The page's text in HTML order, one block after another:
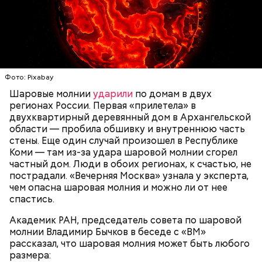
Фото: Pixabay
Шаровые молнииударили по домам в двух
регионах России. Первая «прилетела» в
двухквартирный деревянный дом в Архангельской
области — пробила обшивку и внутреннюю часть
стены. Еще один случай произошел в Республике
Коми — там из-за удара шаровой молнии сгорел
частный дом. Люди в обоих регионах, к счастью, не
пострадали. «Вечерняя Москва» узнала у эксперта,
чем опасна шаровая молния и можно ли от нее
спастись.
Академик РАН, председатель совета по шаровой
молнии Владимир Бычков в беседе с «ВМ»
рассказал, что шаровая молния может быть любого
размера:
— Маленькие — от одного сантиметра, средние —
около 20 сантиметров, а самые большие могут
доходить до нескольких метров. Шаровая молния
проходит и через стекла, даже часто не оставляя
следов. Она как капля стекает, растекается. Может
и в окно влезть, причем в двухметровое.
Сжимается, как воздушный шар, и проходит.
УЧЕНЫЕ МОЛНИИ ПОГОДА
По его словам, солдаты не знали о масштабах
трагедии. Подобных аварий раньше не случалось.
Поэтому он не испытывал страха.
За свою земную жизнь он совершил множество
добрых дел во славу Божию.
скончался в середине IV века. По церковному
преданию, мощи святого сохранились нетленными
и источали чудесное миро, от которого исцелилось
множество людей. В 1087 году мощи Николая
Угодника были перенесены в итальянский город
Бар (Бари), где находятся и поныне.